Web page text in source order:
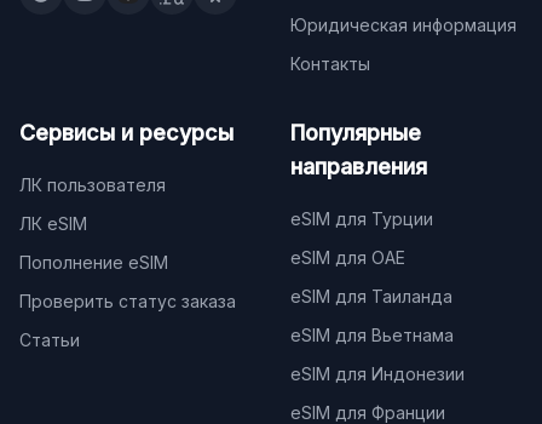
Юридическая информация
Контакты
Сервисы и ресурсы
ЛК пользователя
ЛК eSIM
Пополнение eSIM
Проверить статус заказа
Статьи
Популярные
направления
eSIM для Турции
eSIM для ОАЕ
eSIM для Таиланда
eSIM для Вьетнама
eSIM для Индонезии
eSIM для Франции